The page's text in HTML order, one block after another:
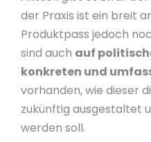
der Praxis ist ein breit
Produktpass jedoch
sind auch auf
konkreten und
vorhanden, wie dieser
zukünftig ausgestaltet
werden soll.